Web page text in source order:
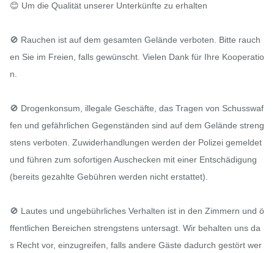
😊 Um die Qualität unserer Unterkünfte zu erhalten
🚫 Rauchen ist auf dem gesamten Gelände verboten. Bitte rauch
en Sie im Freien, falls gewünscht. Vielen Dank für Ihre Kooperatio
n.
🚫 Drogenkonsum, illegale Geschäfte, das Tragen von Schusswaf
fen und gefährlichen Gegenständen sind auf dem Gelände streng
stens verboten. Zuwiderhandlungen werden der Polizei gemeldet
und führen zum sofortigen Auschecken mit einer Entschädigung
(bereits gezahlte Gebühren werden nicht erstattet).
🚫 Lautes und ungebührliches Verhalten ist in den Zimmern und ö
ffentlichen Bereichen strengstens untersagt. Wir behalten uns da
s Recht vor, einzugreifen, falls andere Gäste dadurch gestört wer